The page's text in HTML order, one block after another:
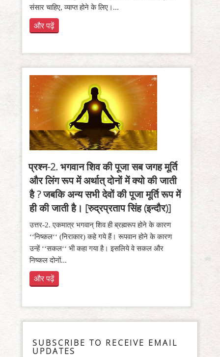
संसार चाहिए, व्याप्त होने के लिए।...
और पढ़ें
प्रश्न-2. भगवान शिव की पूजा सब जगह मूर्ति
और लिंग रूप में अर्थात् दोनों में क्यो की जाती
है ? जबकि अन्य सभी देवों की पूजा मूर्ति रूप में
ही की जाती है। [रुद्रप्रताप सिंह (इन्दौर)]
उत्तर-2. एकमात्र भगवान् शिव ही ब्रह्मरूप होने के कारण
‘‘निष्कल‘‘ (निराकार) कहे गये हैं। रूपवान होने के कारण
उन्हें ‘‘सकल‘‘ भी कहा गया है। इसलिये वे सकल और
निष्कल दोनों...
और पढ़ें
SUBSCRIBE TO RECEIVE EMAIL
UPDATES